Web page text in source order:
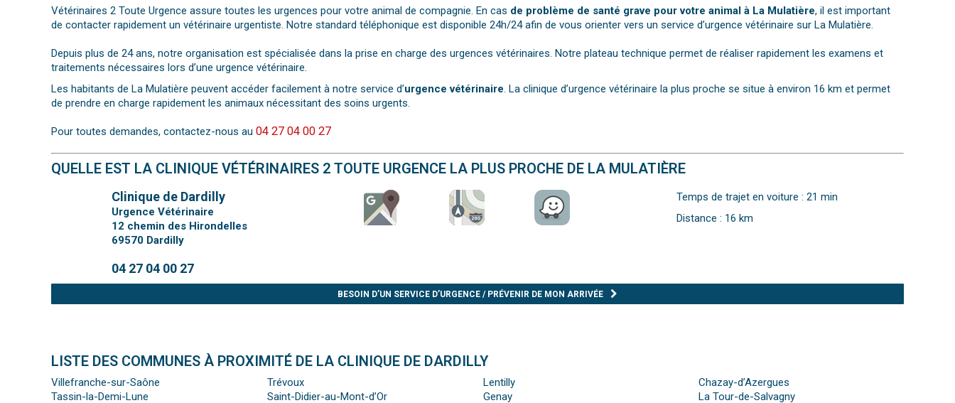
Vétérinaires 2 Toute Urgence assure toutes les urgences pour votre animal de compagnie. En cas de problème de santé grave pour votre animal à La Mulatière, il est important
de contacter rapidement un vétérinaire urgentiste. Notre standard téléphonique est disponible 24h/24 afin de vous orienter vers un service d’urgence vétérinaire sur La Mulatière.
Depuis plus de 24 ans, notre organisation est spécialisée dans la prise en charge des urgences vétérinaires. Notre plateau technique permet de réaliser rapidement les examens et
traitements nécessaires lors d’une urgence vétérinaire.
Les habitants de La Mulatière peuvent accéder facilement à notre service d’urgence vétérinaire. La clinique d’urgence vétérinaire la plus proche se situe à environ 16 km et permet
de prendre en charge rapidement les animaux nécessitant des soins urgents.
Pour toutes demandes, contactez-nous au 04 27 04 00 27
QUELLE EST LA CLINIQUE VÉTÉRINAIRES 2 TOUTE URGENCE LA PLUS PROCHE DE LA MULATIÈRE
Clinique de Dardilly
Urgence Vétérinaire
12 chemin des Hirondelles
69570 Dardilly
04 27 04 00 27
Temps de trajet en voiture : 21 min
Distance : 16 km
BESOIN D’UN SERVICE D’URGENCE / PRÉVENIR DE MON ARRIVÉE
LISTE DES COMMUNES À PROXIMITÉ DE LA CLINIQUE DE DARDILLY
Villefranche-sur-Saône
Tassin-la-Demi-Lune
Trévoux
Saint-Didier-au-Mont-d’Or
Lentilly
Genay
Chazay-d’Azergues
La Tour-de-Salvagny